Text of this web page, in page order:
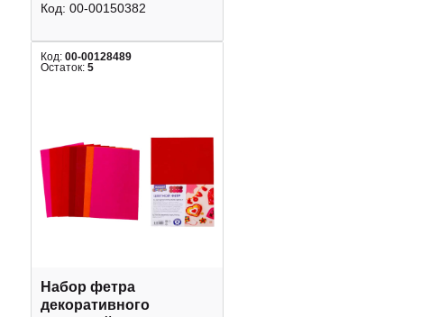
Код: 00-00150382
Код: 00-00128489
Остаток: 5
Набор фетра
декоративного